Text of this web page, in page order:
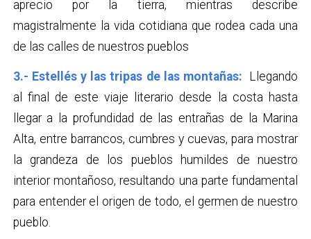
aprecio por la tierra, mientras describe
magistralmente la vida cotidiana que rodea cada una
de las calles de nuestros pueblos
3.- Estellés y las tripas de las montañas:
Llegando
al final de este viaje literario desde la costa hasta
llegar a la profundidad de las entrañas de la Marina
Alta, entre barrancos, cumbres y cuevas, para mostrar
la grandeza de los pueblos humildes de nuestro
interior montañoso, resultando una parte fundamental
para entender el origen de todo, el germen de nuestro
pueblo.